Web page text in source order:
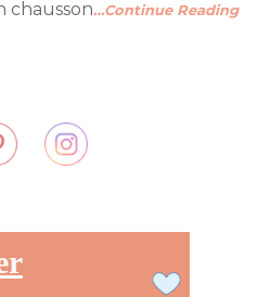
chausson…Continue Reading